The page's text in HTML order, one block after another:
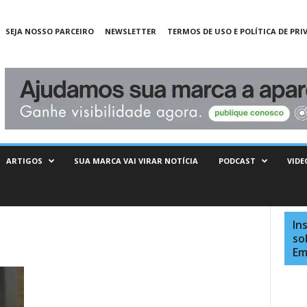
SEJA NOSSO PARCEIRO NEWSLETTER TERMOS DE USO E POLÍTICA DE
ARTIGOS SUA MARCA VAI VIRAR NOTÍCIA PODCAST